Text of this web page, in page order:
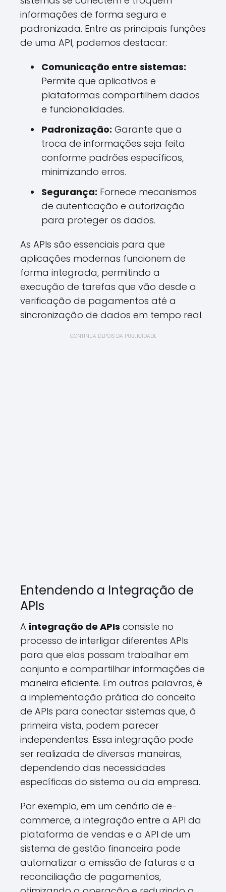
informações de forma segura e
padronizada. Entre as principais funções
de uma API, podemos destacar:
Comunicação entre sistemas:
Permite que aplicativos e
plataformas compartilhem dados
e funcionalidades.
Padronização: Garante que a
troca de informações seja feita
conforme padrões específicos,
minimizando erros.
Segurança: Fornece mecanismos
de autenticação e autorização
para proteger os dados.
As APIs são essenciais para que
aplicações modernas funcionem de
forma integrada, permitindo a
execução de tarefas que vão desde a
verificação de pagamentos até a
sincronização de dados em tempo real.
CONTINUA DEPOIS DA PUBLICIDADE
Entendendo a Integração de
APIs
A integração de APIs consiste no
processo de interligar diferentes APIs
para que elas possam trabalhar em
conjunto e compartilhar informações de
maneira eficiente. Em outras palavras, é
a implementação prática do conceito
de APIs para conectar sistemas que, à
primeira vista, podem parecer
independentes. Essa integração pode
ser realizada de diversas maneiras,
dependendo das necessidades
específicas do sistema ou da empresa.
Por exemplo, em um cenário de e-
commerce, a integração entre a API da
plataforma de vendas e a API de um
sistema de gestão financeira pode
automatizar a emissão de faturas e a
reconciliação de pagamentos,